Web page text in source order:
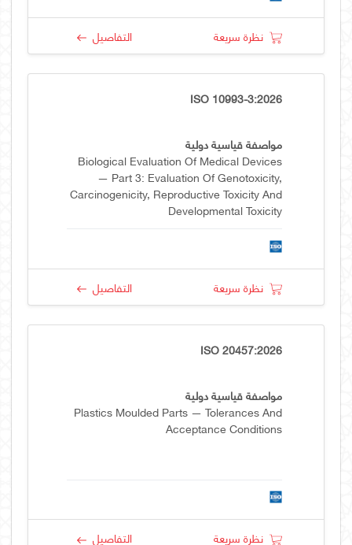
نظرة سريعة التفاصيل
ISO 10993-3:2026
مواصفة قياسية دولية
Biological Evaluation Of Medical Devices
— Part 3: Evaluation Of Genotoxicity,
Carcinogenicity, Reproductive Toxicity And
Developmental Toxicity
نظرة سريعة التفاصيل
ISO 20457:2026
مواصفة قياسية دولية
Plastics Moulded Parts — Tolerances And
Acceptance Conditions
نظرة سريعة التفاصيل